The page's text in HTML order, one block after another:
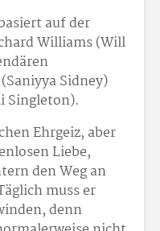
auf der
Williams (Will
Sidney)
Singleton).
Ehrgeiz, aber
Liebe,
den Weg an
muss er
denn